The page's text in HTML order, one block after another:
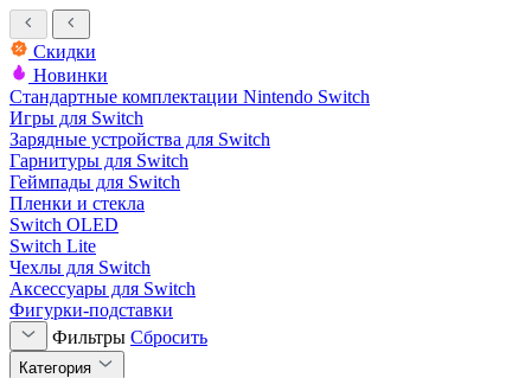
Скидки
Новинки
Стандартные комплектации Nintendo Switch
Игры для Switch
Зарядные устройства для Switch
Гарнитуры для Switch
Геймпады для Switch
Пленки и стекла
Switch OLED
Switch Lite
Чехлы для Switch
Аксессуары для Switch
Фигурки-подставки
Фильтры Сбросить
Категория